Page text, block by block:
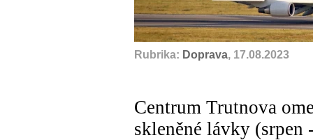
Rubrika: Doprava, 17.08.2023
Centrum Trutnova
skleněné lávky (srpen